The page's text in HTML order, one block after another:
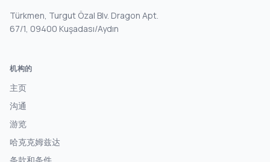
Türkmen, Turgut Özal Blv. Dragon Apt.
67/1, 09400 Kuşadası/Aydın
机构的
主页
沟通
游览
哈克克姆兹达
条款和条件